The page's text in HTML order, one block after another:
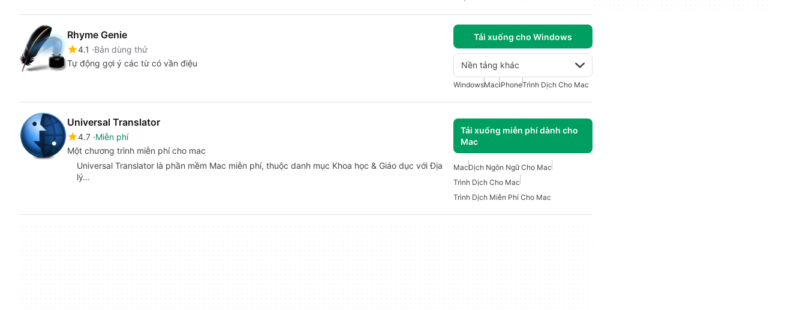
Rhyme Genie
4.1
Bản dùng thử
Tự động gợi ý các từ có vần điệu
Tải xuống cho Windows
Nền tảng khác
WindowsMaciPhoneTrình Dịch Cho Mac
Universal Translator
4.7 Miễn phí
Một chương trình miễn phí cho mac
Tải xuống miễn phí dành cho
Mac
Universal Translator là phần mềm Mac miễn phí, thuộc danh mục Khoa học & Giáo dục với Địa
lý…
MacDịch Ngôn Ngữ Cho Mac
Trình Dịch Cho Mac
Trình Dịch Miễn Phí Cho Mac